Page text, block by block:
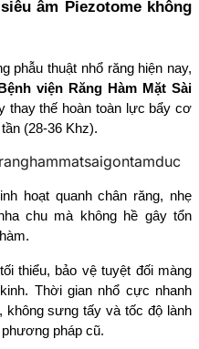
âm Piezotome không
phẫu thuật nhổ răng hiện nay,
Bệnh viện Răng Hàm Mặt Sài
thay thế hoàn toàn lực bẩy cơ
(28-36 Khz).
hoạt quanh chân răng, nhẹ
chu mà không hề gây tổn
thiểu, bảo vệ tuyệt đối màng
Thời gian nhổ cực nhanh
không sưng tấy và tốc độ lành
pháp cũ.